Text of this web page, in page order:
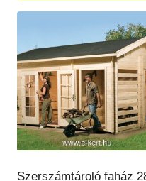
Szerszámtároló faház